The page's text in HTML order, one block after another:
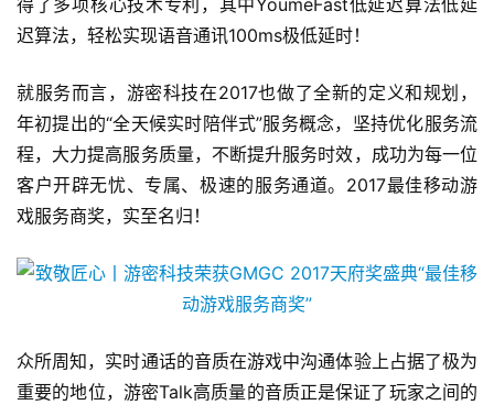
手
机
戏
单
机
游
游
戏
得了多项核心技术专利，其中YoumeFast低延迟算法低延
迟算法，轻松实现语音通讯100ms极低延时！
就服务而言，游密科技在2017也做了全新的定义和规划，
年初提出的“全天候实时陪伴式”服务概念，坚持优化服务流
程，大力提高服务质量，不断提升服务时效，成功为每一位
客户开辟无忧、专属、极速的服务通道。2017最佳移动游
戏服务商奖，实至名归！
众所周知，实时通话的音质在游戏中沟通体验上占据了极为
重要的地位，游密Talk高质量的音质正是保证了玩家之间的